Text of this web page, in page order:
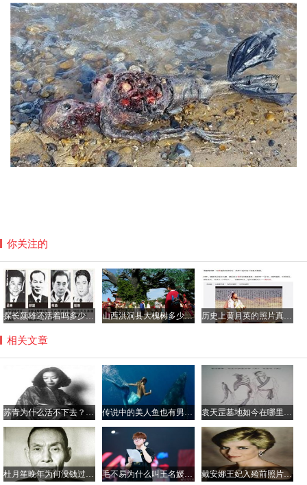
你关注的
探长颜雄还活着吗多少岁了，颜雄当过吕乐的上级吗？ 山西洪洞县大槐树多少岁了？到大槐树后怎么查找家谱 历史上黄月英的照片真的很丑吗，黄月英那年出生的？
相关文章
苏青为什么活不下去？张爱玲苏青绝交的原因真相
戴安娜王妃入殓前照片，车祸非常惨烈王妃都被毁容了